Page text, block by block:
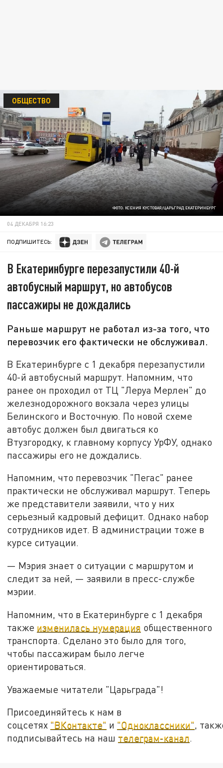
ФОТО: КСЕНИЯ КУСТОВАЯ/ЦАРЬГРАД ЕКАТЕРИНБУРГ
ОБЩЕСТВО
04 ДЕКАБРЯ 16:23
ПОДПИШИТЕСЬ:
В Екатеринбурге перезапустили 40-й
автобусный маршрут, но автобусов
пассажиры не дождались
Раньше маршрут не работал из-за того, что
перевозчик его фактически не обслуживал.
В Екатеринбурге с 1 декабря перезапустили
40-й автобусный маршрут. Напомним, что
ранее он проходил от ТЦ "Леруа Мерлен" до
железнодорожного вокзала через улицы
Белинского и Восточную. По новой схеме
автобус должен был двигаться ко
Втузгородку, к главному корпусу УрФУ, однако
пассажиры его не дождались.
Напомним, что перевозчик "Пегас" ранее
практически не обслуживал маршрут. Теперь
же представители заявили, что у них
серьезный кадровый дефицит. Однако набор
сотрудников идет. В администрации тоже в
курсе ситуации.
— Мэрия знает о ситуации с маршрутом и
следит за ней, — заявили в пресс-службе
мэрии.
Напомним, что в Екатеринбурге с 1 декабря
также изменилась нумерация общественного
транспорта. Сделано это было для того,
чтобы пассажирам было легче
ориентироваться.
Уважаемые читатели "Царьграда"!
Присоединяйтесь к нам в
соцсетях "ВКонтакте" и "Одноклассники",
подписывайтесь на наш телеграм-канал.